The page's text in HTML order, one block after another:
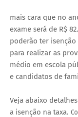
mais cara que no
exame será de R$
poderão ter
para realizar as
médio em escola
e candidatos de
Veja abaixo
a isenção na taxa.